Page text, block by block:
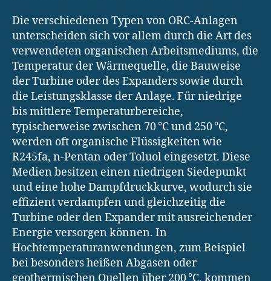
Die verschiedenen Typen von ORC-Anlagen
unterscheiden sich vor allem durch die Art des
verwendeten organischen Arbeitsmediums, die
Temperatur der Wärmequelle, die Bauweise
der Turbine oder des Expanders sowie durch
die Leistungsklasse der Anlage. Für niedrige
bis mittlere Temperaturbereiche,
typischerweise zwischen 70 °C und 250 °C,
werden oft organische Flüssigkeiten wie
R245fa, n-Pentan oder Toluol eingesetzt. Diese
Medien besitzen einen niedrigen Siedepunkt
und eine hohe Dampfdruckkurve, wodurch sie
effizient verdampfen und gleichzeitig die
Turbine oder den Expander mit ausreichender
Energie versorgen können. In
Hochtemperaturanwendungen, zum Beispiel
bei besonders heißen Abgasen oder